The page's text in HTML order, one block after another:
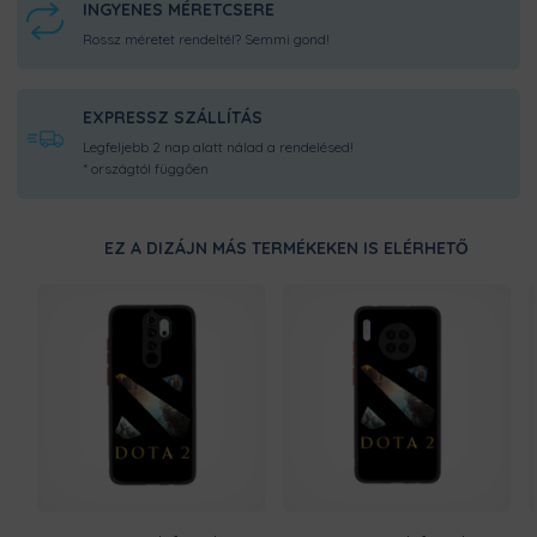
INGYENES MÉRETCSERE
Rossz méretet rendeltél? Semmi gond!
EXPRESSZ SZÁLLÍTÁS
Legfeljebb 2 nap alatt nálad a rendelésed!
* országtól függően
EZ A DIZÁJN MÁS TERMÉKEKEN IS ELÉRHETŐ